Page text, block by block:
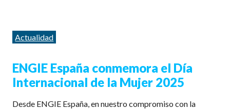
Categorías
Actualidad
ENGIE España conmemora el Día
Internacional de la Mujer 2025
Desde ENGIE España, en nuestro compromiso con la